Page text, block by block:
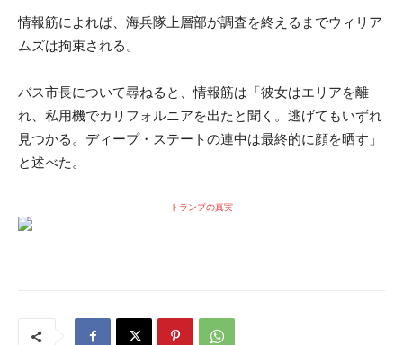
情報筋によれば、海兵隊上層部が調査を終えるまでウィリア
ムズは拘束される。
バス市長について尋ねると、情報筋は「彼女はエリアを離
れ、私用機でカリフォルニアを出たと聞く。逃げてもいずれ
見つかる。ディープ・ステートの連中は最終的に顔を晒す」
と述べた。
トランプの真実